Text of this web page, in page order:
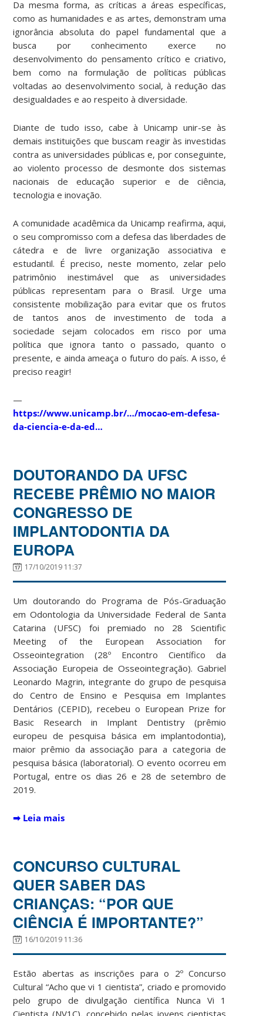
Da mesma forma, as críticas a áreas específicas,
como as humanidades e as artes, demonstram uma
ignorância absoluta do papel fundamental que a
busca por conhecimento exerce no
desenvolvimento do pensamento crítico e criativo,
bem como na formulação de políticas públicas
voltadas ao desenvolvimento social, à redução das
desigualdades e ao respeito à diversidade.
Diante de tudo isso, cabe à Unicamp unir-se às
demais instituições que buscam reagir às investidas
contra as universidades públicas e, por conseguinte,
ao violento processo de desmonte dos sistemas
nacionais de educação superior e de ciência,
tecnologia e inovação.
A comunidade acadêmica da Unicamp reafirma, aqui,
o seu compromisso com a defesa das liberdades de
cátedra e de livre organização associativa e
estudantil. É preciso, neste momento, zelar pelo
patrimônio inestimável que as universidades
públicas representam para o Brasil. Urge uma
consistente mobilização para evitar que os frutos
de tantos anos de investimento de toda a
sociedade sejam colocados em risco por uma
política que ignora tanto o passado, quanto o
presente, e ainda ameaça o futuro do país. A isso, é
preciso reagir!
—
https://www.unicamp.br/…/mocao-em-defesa-
da-ciencia-e-da-ed…
DOUTORANDO DA UFSC
RECEBE PRÊMIO NO MAIOR
CONGRESSO DE
IMPLANTODONTIA DA
EUROPA
17/10/2019 11:37
Um doutorando do Programa de Pós-Graduação
em Odontologia da Universidade Federal de Santa
Catarina (UFSC) foi premiado no 28 Scientific
Meeting of the European Association for
Osseointegration (28º Encontro Científico da
Associação Europeia de Osseointegração). Gabriel
Leonardo Magrin, integrante do grupo de pesquisa
do Centro de Ensino e Pesquisa em Implantes
Dentários (CEPID), recebeu o European Prize for
Basic Research in Implant Dentistry (prêmio
europeu de pesquisa básica em implantodontia),
maior prêmio da associação para a categoria de
pesquisa básica (laboratorial). O evento ocorreu em
Portugal, entre os dias 26 e 28 de setembro de
2019.
➡ Leia mais
CONCURSO CULTURAL
QUER SABER DAS
CRIANÇAS: “POR QUE
CIÊNCIA É IMPORTANTE?”
16/10/2019 11:36
Estão abertas as inscrições para o 2º Concurso
Cultural “Acho que vi 1 cientista”, criado e promovido
pelo grupo de divulgação científica Nunca Vi 1
Cientista (NV1C), concebido pelas jovens cientistas